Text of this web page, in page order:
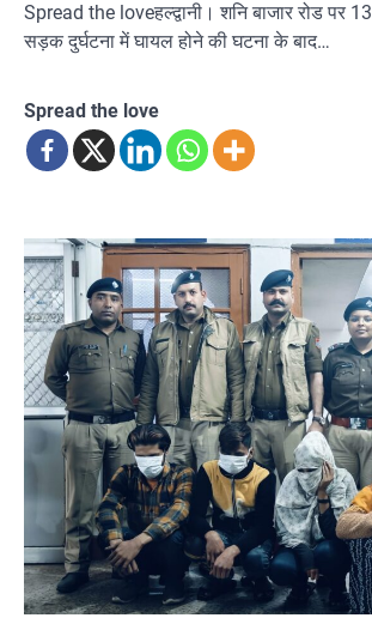
Spread the loveहल्द्वानी। शनि बाजार रोड पर 13
सड़क दुर्घटना में घायल होने की घटना के बाद…
Spread the love